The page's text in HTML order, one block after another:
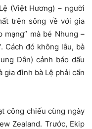
(Việt Hương) – người
trên sông về với gia
mà bé Nhung –
Cách đó không lâu, bà
Dân) cảnh báo dấu
gia đình bà Lệ phải cẩn
công chiếu cùng ngày
Zealand. Trước, Ekip